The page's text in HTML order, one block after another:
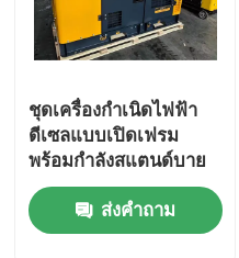
ชุดเครื่องกำเนิดไฟฟ้า
ดีเซลแบบเปิดเฟรม
พร้อมกำลังสแตนด์บาย
15 กิโลวัตต์และ
ความเร็วพิกัด 1500
รอบ/นาที
ส่งคำถาม